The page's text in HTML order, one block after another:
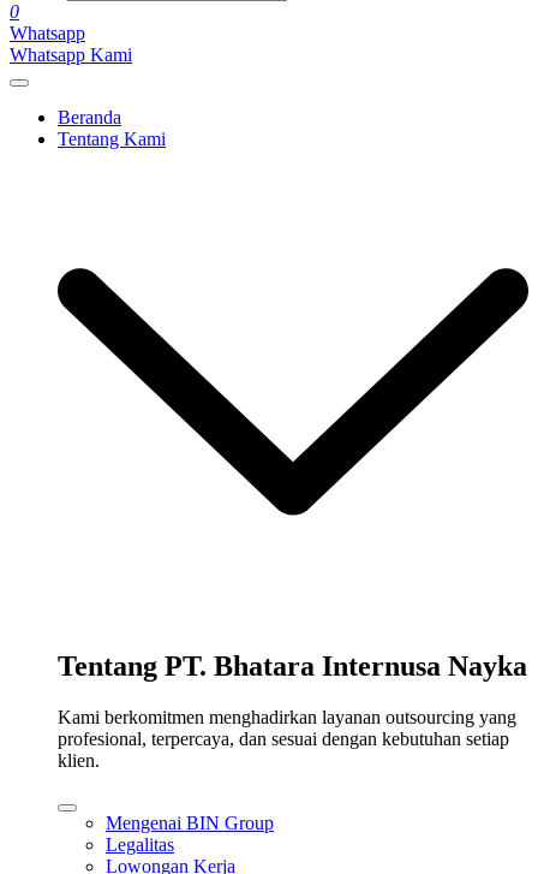
0
Whatsapp
Whatsapp Kami
Beranda
Tentang Kami
Tentang PT. Bhatara Internusa Nayka
Kami berkomitmen menghadirkan layanan outsourcing yang
profesional, terpercaya, dan sesuai dengan kebutuhan setiap
klien.
Mengenai BIN Group
Legalitas
Lowongan Kerja